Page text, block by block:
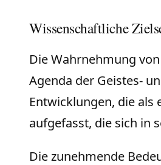
Wissenschaftliche
Die Wahrnehmung
Agenda der Geistes-
Entwicklungen, die als
aufgefasst, die sich in
Die zunehmende